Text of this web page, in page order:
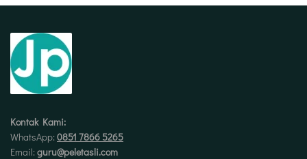
Kontak Kami:
WhatsApp: 0851 7866 5265
Email: guru@peletasli.com